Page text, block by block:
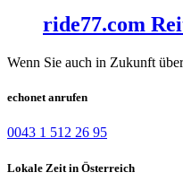
ride77.com
Wenn Sie auch in Zukunft
echonet anrufen
0043 1 512 26 95
Lokale Zeit in Österreich